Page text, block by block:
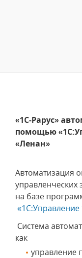
«1С-Рарус»
помощью
«Ленан»
Автоматизация
на базе
«1С:Управление
Система
как
управление